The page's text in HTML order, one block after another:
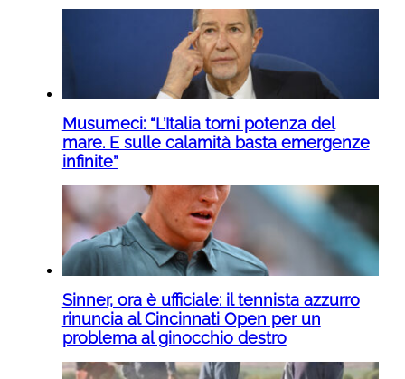
Musumeci: “L’Italia torni potenza del
mare. E sulle calamità basta emergenze
infinite”
Sinner, ora è ufficiale: il tennista azzurro
rinuncia al Cincinnati Open per un
problema al ginocchio destro